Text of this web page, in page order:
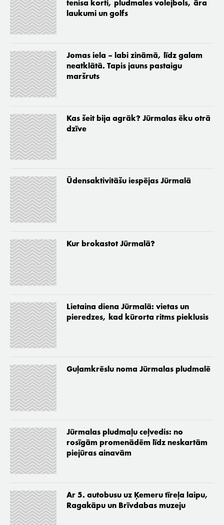
tenisa korti, pludmales volejbols, āra
laukumi un golfs
Jomas iela – labi zināmā, līdz galam
neatklātā. Tapis jauns pastaigu
maršruts
Kas šeit bija agrāk? Jūrmalas ēku otrā
dzīve
Ūdensaktivitāšu iespējas Jūrmalā
Kur brokastot Jūrmalā?
Lietaina diena Jūrmalā: vietas un
pieredzes, kad kūrorta ritms pieklusis
Guļamkrēslu noma Jūrmalas pludmalē
Jūrmalas pludmaļu ceļvedis: no
rosīgām promenādēm līdz neskartām
piejūras ainavām
Ar 5. autobusu uz Ķemeru tīreļa laipu,
Ragakāpu un Brīvdabas muzeju